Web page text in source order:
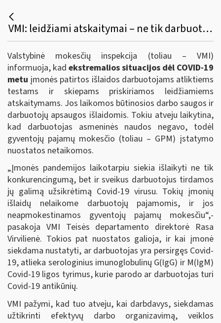
VMI: leidžiami atskaitymai – ne tik darbuotojų Covid-19 testavimui skiriamos lėšos, bet ir kitos dėl pandemijos patirtos išlaidos
Valstybinė mokesčių inspekcija (toliau – VMI)
informuoja, kad ekstremalios situacijos dėl COVID-19
metu įmonės patirtos išlaidos darbuotojams atliktiems
testams ir skiepams priskiriamos leidžiamiems
atskaitymams. Jos laikomos būtinosios darbo saugos ir
darbuotojų apsaugos išlaidomis. Tokiu atveju laikytina,
kad darbuotojas asmeninės naudos negavo, todėl
gyventojų pajamų mokesčio (toliau – GPM) įstatymo
nuostatos netaikomos.
„Įmonės pandemijos laikotarpiu siekia išlaikyti ne tik
konkurencingumą, bet ir sveikus darbuotojus tirdamos
jų galimą užsikrėtimą Covid-19 virusu. Tokių įmonių
išlaidų nelaikome darbuotojų pajamomis, ir jos
neapmokestinamos gyventojų pajamų mokesčiu“,-
pasakoja VMI Teisės departamento direktorė Rasa
Virvilienė. Tokios pat nuostatos galioja, ir kai įmonė
siekdama nustatyti, ar darbuotojas yra persirgęs Covid-
19, atlieka serologinius imunoglobulinų G(IgG) ir M(IgM)
Covid-19 ligos tyrimus, kurie parodo ar darbuotojas turi
Covid-19 antikūnių.
VMI pažymi, kad tuo atveju, kai darbdavys, siekdamas
užtikrinti efektyvų darbo organizavimą, veiklos